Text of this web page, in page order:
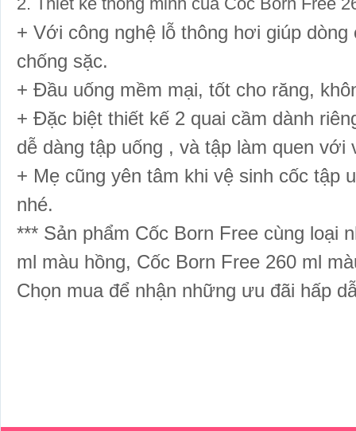
+ Với công nghệ lỗ thông hơi giúp
chống sặc.
+ Đầu uống mềm mại, tốt cho răng,
+ Đặc biệt thiết kế 2 quai cầm dành
dễ dàng tập uống , và tập làm quen với
+ Mẹ cũng yên tâm khi vệ sinh cốc tập
nhé.
*** Sản phẩm Cốc Born Free cùng loại
ml màu hồng, Cốc Born Free 260 ml
Chọn mua để nhận những ưu đãi hấp